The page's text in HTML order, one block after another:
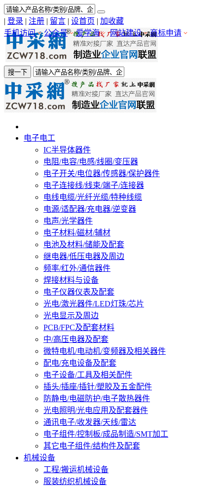
| 登录 | 注册 | 留言 | 设首页 | 加收藏
手机访问
公众号 爱学海 网站建设 商标申请
搜一下
电子电工
IC半导体器件
电阻/电容/电感/线圈/变压器
电子开关/电位器/传感器/保护器件
电子连接线/线束/端子/连接器
电线电缆/光纤光缆/特种线缆
电源/适配器/充电器/逆变器
电声/光学器件
电子材料/磁材/辅材
电池及材料/储能及配套
继电器/低压电器及周边
频率/红外/通信器件
焊接材料与设备
电子仪器仪表及配套
光电/激光器件/LED灯珠/芯片
光电显示及周边
PCB/FPC及配套材料
中/高压电器及配套
微特电机/电动机/变频器及相关器件
配电/充电设备及配套
电子设备/工具及相关配件
插头/插座/插针/塑胶及五金配件
防静电/电磁防护/电子散热器件
光电照明/光电应用及配套器件
通讯电子/收发器/天线/雷达
电子组件/控制板/成品制造/SMT加工
其它电子组件/结构件及配套
机械设备
工程/搬运机械设备
服装纺织机械设备